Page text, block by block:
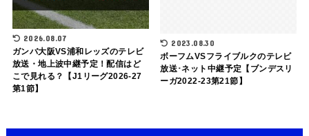
2026.08.07
ガンバ大阪VS浦和レッズのテレビ
放送・地上波中継予定！配信はど
こで見れる？【J1リーグ2026-27
第1節】
2023.08.30
ボーフムVSフライブルクのテレビ
放送･ネット中継予定【ブンデスリ
ーガ2022-23第21節】